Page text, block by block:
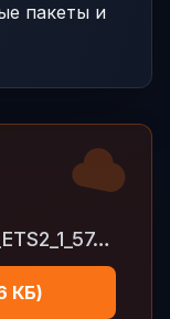
пакеты и
Real_Traffic_Density_ETS2_1_57_2.zip
КБ)